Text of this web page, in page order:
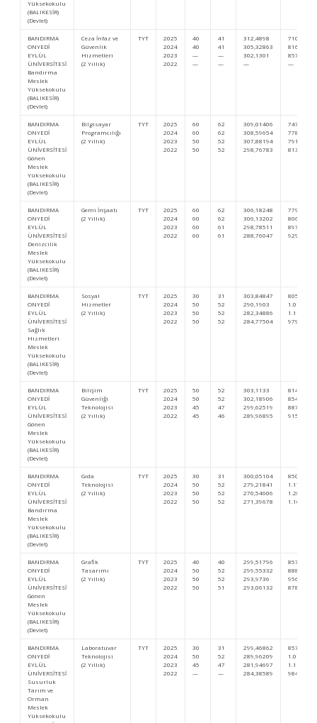
Yüksekokulu
(BALIKESİR)
(Devlet)
BANDIRMA
ONYEDİ
EYLÜL
ÜNİVERSİTESİ
Bandırma
Meslek
Yüksekokulu
(BALIKESİR)
(Devlet)
Ceza İnfaz ve
Güvenlik
Hizmetleri
(2 Yıllık)
TYT
2025
2024
2023
2022
40
40
—
—
41
41
—
—
312,4898
305,32863
302,1301
—
710.689
816.459
857.243
—
BANDIRMA
ONYEDİ
EYLÜL
ÜNİVERSİTESİ
Gönen
Meslek
Yüksekokulu
(BALIKESİR)
(Devlet)
Bilgisayar
Programcılığı
(2 Yıllık)
TYT
2025
2024
2023
2022
60
60
50
50
62
62
52
52
309,01406
308,59654
307,88194
298,76783
747.927
778.013
791.846
813.991
BANDIRMA
ONYEDİ
EYLÜL
ÜNİVERSİTESİ
Denizcilik
Meslek
Yüksekokulu
(BALIKESİR)
(Devlet)
Gemi İnşaatı
(2 Yıllık)
TYT
2025
2024
2023
2022
60
60
60
60
62
62
61
61
306,18248
306,13202
298,78511
288,76047
779.341
806.931
897.127
929.890
BANDIRMA
ONYEDİ
EYLÜL
ÜNİVERSİTESİ
Sağlık
Hizmetleri
Meslek
Yüksekokulu
(BALIKESİR)
(Devlet)
Sosyal
Hizmetler
(2 Yıllık)
TYT
2025
2024
2023
2022
30
50
50
50
31
52
52
52
303,84847
290,1903
282,34886
284,77504
805.964
1.014.534
1.111.401
979.563
BANDIRMA
ONYEDİ
EYLÜL
ÜNİVERSİTESİ
Gönen
Meslek
Yüksekokulu
(BALIKESİR)
(Devlet)
Bilişim
Güvenliği
Teknolojisi
(2 Yıllık)
TYT
2025
2024
2023
2022
50
50
45
45
52
52
47
46
303,1133
302,18906
299,62519
289,96895
814.633
854.841
887.152
915.251
BANDIRMA
ONYEDİ
EYLÜL
ÜNİVERSİTESİ
Bandırma
Meslek
Yüksekokulu
(BALIKESİR)
(Devlet)
Gıda
Teknolojisi
(2 Yıllık)
TYT
2025
2024
2023
2022
30
50
50
50
31
52
52
52
300,05104
279,21841
270,54606
271,39678
850.796
1.174.617
1.282.494
1.162.642
BANDIRMA
ONYEDİ
EYLÜL
ÜNİVERSİTESİ
Gönen
Meslek
Yüksekokulu
(BALIKESİR)
(Devlet)
Grafik
Tasarımı
(2 Yıllık)
TYT
2025
2024
2023
2022
40
50
50
50
40
52
52
51
299,51796
299,55332
293,9736
293,06132
857.104
888.313
956.704
878.460
BANDIRMA
ONYEDİ
EYLÜL
ÜNİVERSİTESİ
Susurluk
Tarım ve
Orman
Meslek
Yüksekokulu
Laboratuvar
Teknolojisi
(2 Yıllık)
TYT
2025
2024
2023
2022
30
50
45
—
31
52
47
—
299,46862
289,96209
281,94697
284,38589
857.667
1.017.655
1.116.945
984.535